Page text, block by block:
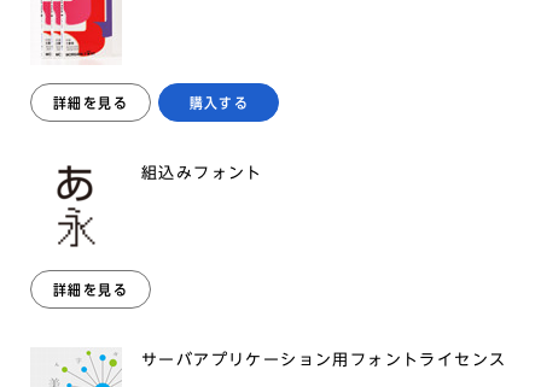
詳細を見る 購入する
組込みフォント
詳細を見る
サーバアプリケーション用フォントライセンス